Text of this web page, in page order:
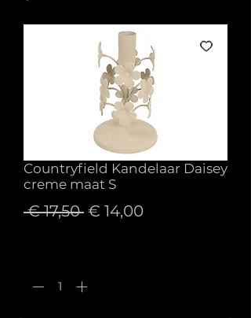
Countryfield Kandelaar Daisey
creme maat S
€ 17,50 Normale
€ 14,00Verkoopprijs